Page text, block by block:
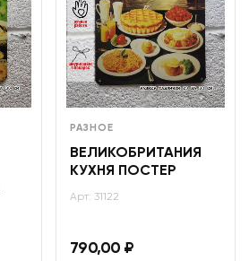
РАЗНОЕ
ВЕЛИКОБРИТАНИЯ
КУХНЯ ПОСТЕР
Арт: 31122
790,00 ₽